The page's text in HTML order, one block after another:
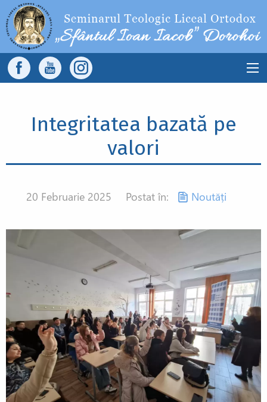
Sari la conținutul principal
Main
Integritatea bazată pe
valori
20 Februarie 2025 Postat în: Noutăți